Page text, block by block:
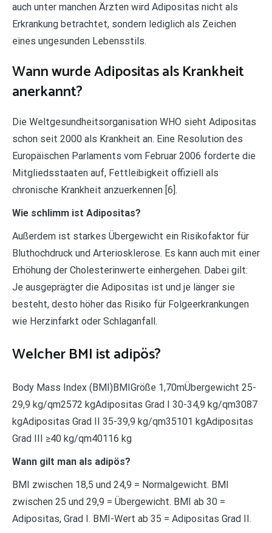
auch unter manchen Ärzten wird Adipositas nicht als
Erkrankung betrachtet, sondern lediglich als Zeichen
eines ungesunden Lebensstils.
Wann wurde Adipositas als Krankheit
anerkannt?
Die Weltgesundheitsorganisation WHO sieht Adipositas
schon seit 2000 als Krankheit an. Eine Resolution des
Europäischen Parlaments vom Februar 2006 forderte die
Mitgliedsstaaten auf, Fettleibigkeit offiziell als
chronische Krankheit anzuerkennen [6].
Wie schlimm ist Adipositas?
Außerdem ist starkes Übergewicht ein Risikofaktor für
Bluthochdruck und Arteriosklerose. Es kann auch mit einer
Erhöhung der Cholesterinwerte einhergehen. Dabei gilt:
Je ausgeprägter die Adipositas ist und je länger sie
besteht, desto höher das Risiko für Folgeerkrankungen
wie Herzinfarkt oder Schlaganfall.
Welcher BMI ist adipös?
Body Mass Index (BMI)BMIGröße 1,70mÜbergewicht 25-
29,9 kg/qm2572 kgAdipositas Grad I 30-34,9 kg/qm3087
kgAdipositas Grad II 35-39,9 kg/qm35101 kgAdipositas
Grad III ≥40 kg/qm40116 kg
Wann gilt man als adipös?
BMI zwischen 18,5 und 24,9 = Normalgewicht. BMI
zwischen 25 und 29,9 = Übergewicht. BMI ab 30 =
Adipositas, Grad I. BMI-Wert ab 35 = Adipositas Grad II.